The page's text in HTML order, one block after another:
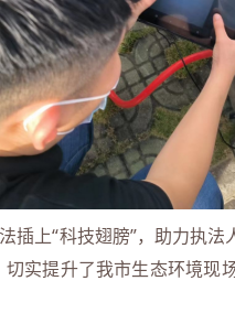
上“科技翅膀”，助力执
实提升了我市生态环境